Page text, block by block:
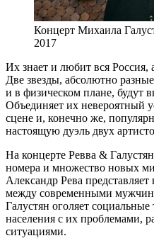
Концерт Михаила
2017
Их знает и любит вся Россия,
Две звезды, абсолютно
и в физическом плане, будут
Объединяет их невероятный
сцене и, конечно же,
настоящую дуэль двух
На концерте Ревва &
номера и множество новых
Александр Рева
между современными
Галустян оголяет
населения с их проблемами,
ситуациями.